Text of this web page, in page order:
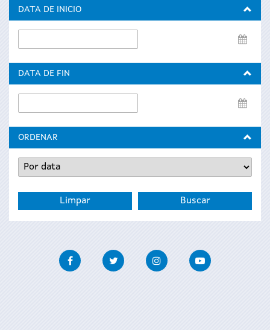
DATA DE INICIO
de
DATA DE FIN
de
ORDENAR
FacebookTwitter InstagramYoutube